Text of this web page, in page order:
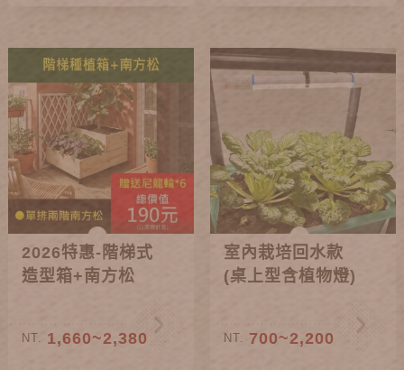
2026特惠-階梯式
造型箱+南方松
NT. 1,660~2,380
室內栽培回水款
(桌上型含植物燈)
NT. 700~2,200